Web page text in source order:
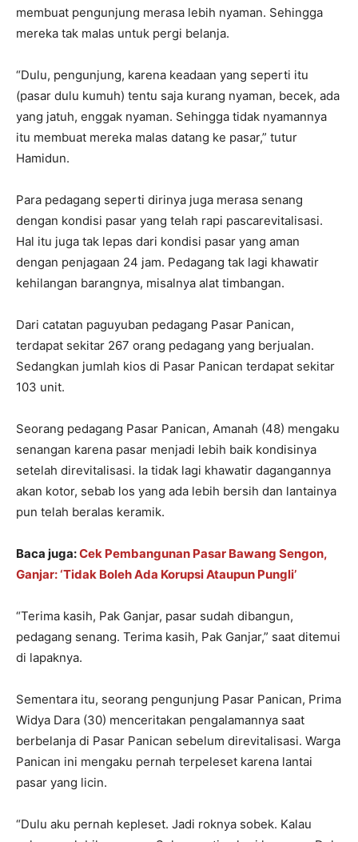
membuat pengunjung merasa lebih nyaman. Sehingga
mereka tak malas untuk pergi belanja.
“Dulu, pengunjung, karena keadaan yang seperti itu
(pasar dulu kumuh) tentu saja kurang nyaman, becek, ada
yang jatuh, enggak nyaman. Sehingga tidak nyamannya
itu membuat mereka malas datang ke pasar,” tutur
Hamidun.
Para pedagang seperti dirinya juga merasa senang
dengan kondisi pasar yang telah rapi pascarevitalisasi.
Hal itu juga tak lepas dari kondisi pasar yang aman
dengan penjagaan 24 jam. Pedagang tak lagi khawatir
kehilangan barangnya, misalnya alat timbangan.
Dari catatan paguyuban pedagang Pasar Panican,
terdapat sekitar 267 orang pedagang yang berjualan.
Sedangkan jumlah kios di Pasar Panican terdapat sekitar
103 unit.
Seorang pedagang Pasar Panican, Amanah (48) mengaku
senangan karena pasar menjadi lebih baik kondisinya
setelah direvitalisasi. Ia tidak lagi khawatir dagangannya
akan kotor, sebab los yang ada lebih bersih dan lantainya
pun telah beralas keramik.
Baca juga:Cek Pembangunan Pasar Bawang Sengon,
Ganjar: ‘Tidak Boleh Ada Korupsi Ataupun Pungli’
“Terima kasih, Pak Ganjar, pasar sudah dibangun,
pedagang senang. Terima kasih, Pak Ganjar,” saat ditemui
di lapaknya.
Sementara itu, seorang pengunjung Pasar Panican, Prima
Widya Dara (30) menceritakan pengalamannya saat
berbelanja di Pasar Panican sebelum direvitalisasi. Warga
Panican ini mengaku pernah terpeleset karena lantai
pasar yang licin.
“Dulu aku pernah kepleset. Jadi roknya sobek. Kalau